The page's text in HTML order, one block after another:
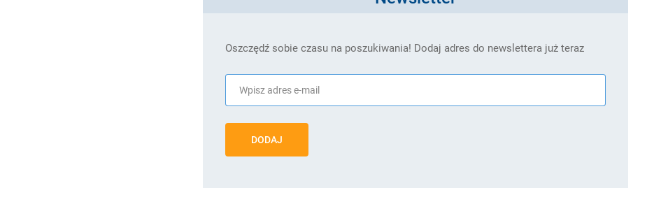
Oszczędź sobie czasu na poszukiwania! Dodaj adres do newslettera już teraz
DODAJ